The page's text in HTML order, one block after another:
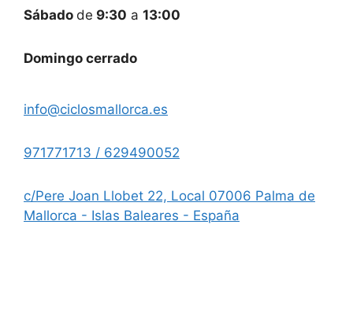
Sábado de 9:30 a 13:00
Domingo cerrado
info@ciclosmallorca.es
971771713 / 629490052
c/Pere Joan Llobet 22, Local 07006 Palma de
Mallorca - Islas Baleares - España